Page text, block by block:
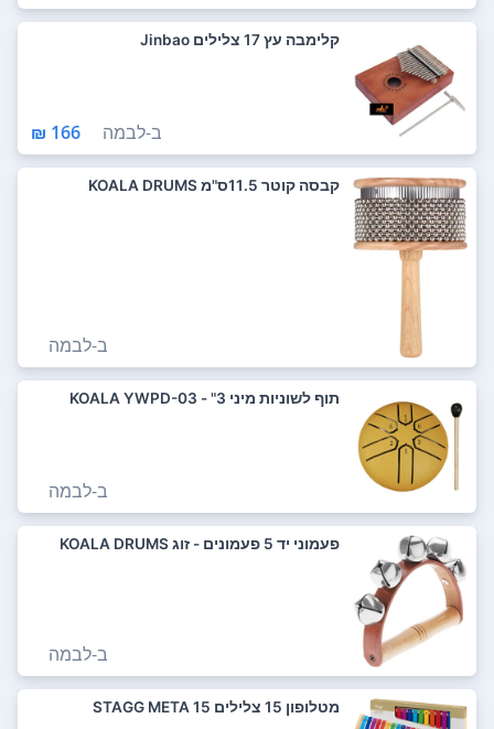
קלימבה עץ 17 צלילים Jinbao
ב-לבמה 166 ₪
קבסה קוטר 11.5ס"מ KOALA DRUMS
ב-לבמה
תוף לשוניות מיני 3" - KOALA YWPD-03
ב-לבמה
פעמוני יד 5 פעמונים - זוג KOALA DRUMS
ב-לבמה
מטלופון 15 צלילים STAGG META 15